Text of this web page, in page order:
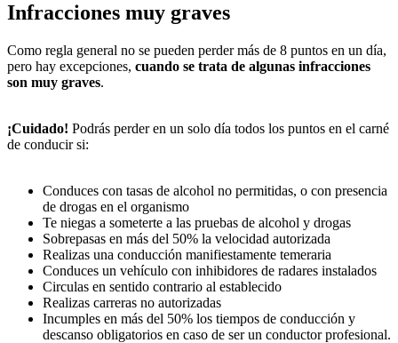
Infracciones muy graves
Como regla general no se pueden perder más de 8 puntos en un día,
pero hay excepciones, cuando se trata de algunas infracciones
son muy graves.
¡Cuidado! Podrás perder en un solo día todos los puntos en el carné
de conducir si:
Conduces con tasas de alcohol no permitidas, o con presencia
de drogas en el organismo
Te niegas a someterte a las pruebas de alcohol y drogas
Sobrepasas en más del 50% la velocidad autorizada
Realizas una conducción manifiestamente temeraria
Conduces un vehículo con inhibidores de radares instalados
Circulas en sentido contrario al establecido
Realizas carreras no autorizadas
Incumples en más del 50% los tiempos de conducción y
descanso obligatorios en caso de ser un conductor profesional.